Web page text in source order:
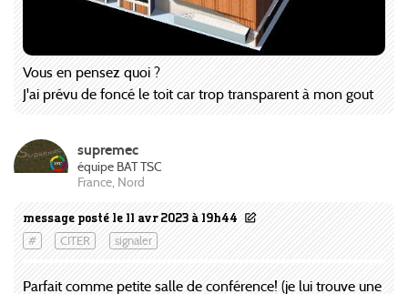
Vous en pensez quoi ?
J'ai prévu de foncé le toit car trop transparent à mon gout
message posté le 11 avr 2023 à 19h44
# CITER signaler
supremec
équipe BAT TSC
France, Nord
Parfait comme petite salle de conférence! (je lui trouve une